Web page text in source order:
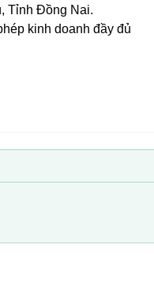
Tỉnh Đồng Nai.
kinh doanh đầy đủ